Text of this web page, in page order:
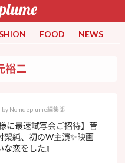
FOOD NEWS
裕二
by Nomdeplume編集部
に最速試写会ご招待】菅
架純、初のW主演✨映画
な恋をした』